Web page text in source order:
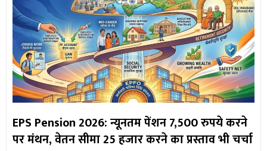
EPS Pension 2026: न्यूनतम पेंशन 7,500 रुपये करने
पर मंथन, वेतन सीमा 25 हजार करने का प्रस्ताव भी चर्चा